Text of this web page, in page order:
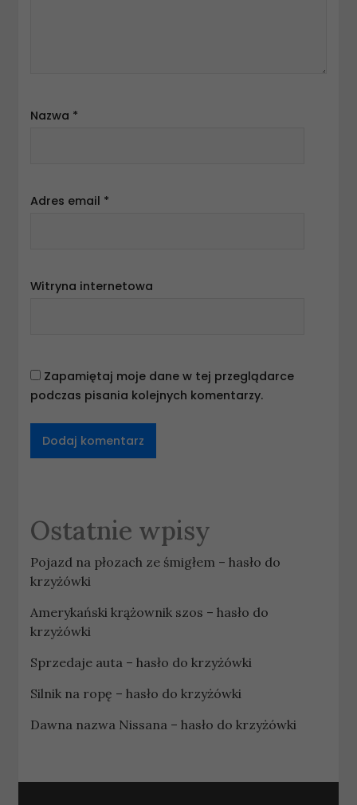
Nazwa *
Adres email *
Witryna internetowa
Zapamiętaj moje dane w tej przeglądarce
podczas pisania kolejnych komentarzy.
Ostatnie wpisy
Pojazd na płozach ze śmigłem – hasło do
krzyżówki
Amerykański krążownik szos – hasło do
krzyżówki
Sprzedaje auta – hasło do krzyżówki
Silnik na ropę – hasło do krzyżówki
Dawna nazwa Nissana – hasło do krzyżówki